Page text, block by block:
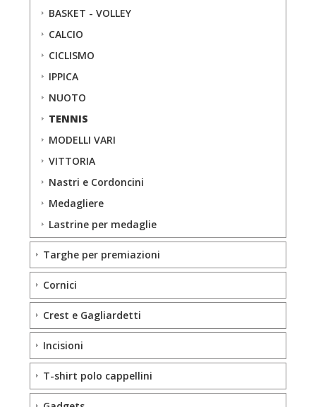
BASKET - VOLLEY
CALCIO
CICLISMO
IPPICA
NUOTO
TENNIS
MODELLI VARI
VITTORIA
Nastri e Cordoncini
Medagliere
Lastrine per medaglie
Targhe per premiazioni
Cornici
Crest e Gagliardetti
Incisioni
T-shirt polo cappellini